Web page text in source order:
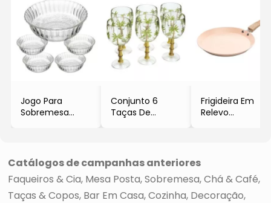
Jogo Para
Sobremesa
Conjunto 6
Taças De
Frigideira Em
Relevo
Catálogos de campanhas anteriores
Faqueiros & Cia Mesa Posta Sobremesa Chá & Café
Taças & Copos Bar Em Casa Cozinha Decoração